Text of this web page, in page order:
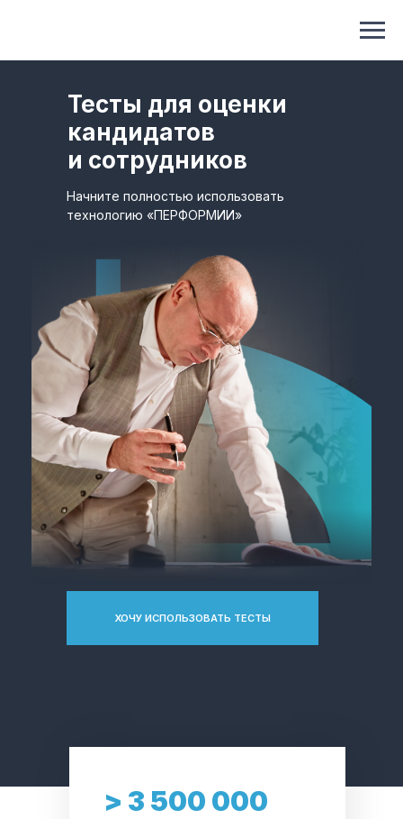
Тесты для оценки
кандидатов
и сотрудников
Начните полностью использовать
технологию «ПЕРФОРМИИ»
ХОЧУ ИСПОЛЬЗОВАТЬ ТЕСТЫ
> 3 500 000